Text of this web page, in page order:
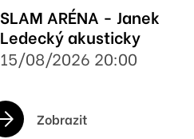
SLAM ARÉNA - Janek
Ledecký akusticky
15/08/2026 20:00
Zobrazit